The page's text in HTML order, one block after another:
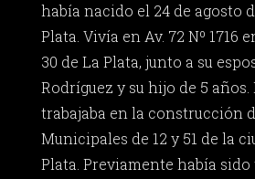
había nacido el 24 de agosto
Plata. Vivía en Av. 72 Nº 1716
30 de La Plata, junto a su
Rodríguez y su hijo de 5
trabajaba en la construcción
Municipales de 12 y 51 de la
Plata. Previamente había